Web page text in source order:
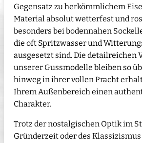
Gegensatz zu herkömmlichem
Material absolut wetterfest und
besonders bei bodennahen
die oft Spritzwasser und
ausgesetzt sind. Die detailreichen
unserer Gussmodelle bleiben so
hinweg in ihrer vollen Pracht
Ihrem Außenbereich einen
Charakter.
Trotz der nostalgischen Optik im
Gründerzeit oder des